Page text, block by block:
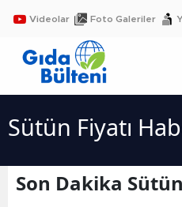
Videolar Foto Galeriler
Sütün Fiyatı
Son Dakika